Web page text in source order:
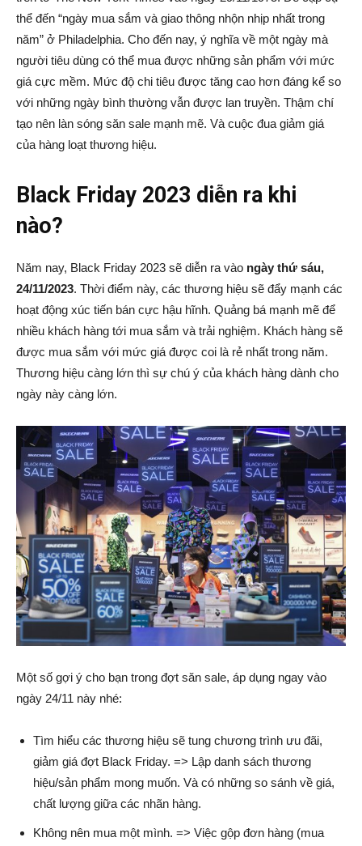
thể đến “ngày mua sắm và giao thông nhộn nhịp nhất trong
năm” ở Philadelphia. Cho đến nay, ý nghĩa về một ngày mà
người tiêu dùng có thể mua được những sản phẩm với mức
giá cực mềm. Mức độ chi tiêu được tăng cao hơn đáng kể so
với những ngày bình thường vẫn được lan truyền. Thậm chí
tạo nên làn sóng săn sale mạnh mẽ. Và cuộc đua giảm giá
của hàng loạt thương hiệu.
Black Friday 2023 diễn ra khi
nào?
Năm nay, Black Friday 2023 sẽ diễn ra vào ngày thứ sáu,
24/11/2023. Thời điểm này, các thương hiệu sẽ đẩy mạnh các
hoạt động xúc tiến bán cực hậu hĩnh. Quảng bá mạnh mẽ để
nhiều khách hàng tới mua sắm và trải nghiệm. Khách hàng sẽ
được mua sắm với mức giá được coi là rẻ nhất trong năm.
Thương hiệu càng lớn thì sự chú ý của khách hàng dành cho
ngày này càng lớn.
Một số gợi ý cho bạn trong đợt săn sale, áp dụng ngay vào
ngày 24/11 này nhé:
Tìm hiểu các thương hiệu sẽ tung chương trình ưu đãi,
giảm giá đợt Black Friday. => Lập danh sách thương
hiệu/sản phẩm mong muốn. Và có những so sánh về giá,
chất lượng giữa các nhãn hàng.
Không nên mua một mình. => Việc gộp đơn hàng (mua